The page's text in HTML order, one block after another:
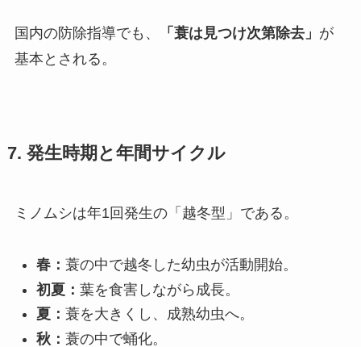
国内の防除指導でも、 「蓑は見つけ次第除去」 が
基本とされる。
7. 発生時期と年間サイクル
ミノムシは年1回発生の「越冬型」である。
春： 蓑の中で越冬した幼虫が活動開始。
初夏： 葉を食害しながら成長。
夏： 蓑を大きくし、成熟幼虫へ。
秋： 蓑の中で蛹化。